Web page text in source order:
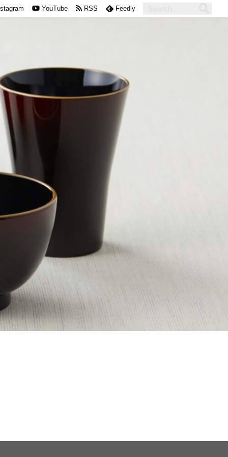
YouTube RSS Feedly